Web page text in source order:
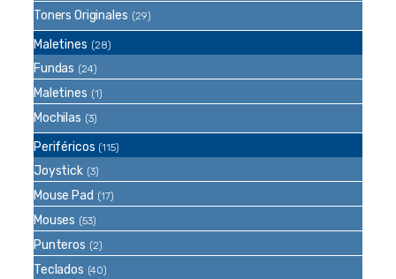
Toners Originales (29)
Maletines (28)
Fundas (24)
Maletines (1)
Mochilas (3)
Periféricos (115)
Joystick (3)
Mouse Pad (17)
Mouses (53)
Punteros (2)
Teclados (40)